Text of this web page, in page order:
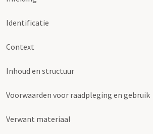
Identificatie
Context
Inhoud en structuur
Voorwaarden voor raadpleging en gebruik
Verwant materiaal